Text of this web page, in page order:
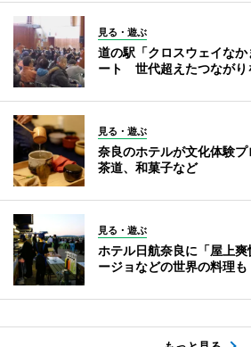
見る・遊ぶ
道の駅「クロスウェイな
ート 世代超えたつながり
見る・遊ぶ
奈良のホテルが文化体験
茶道、和菓子など
見る・遊ぶ
ホテル日航奈良に「屋上
ージョなどの世界の料理も